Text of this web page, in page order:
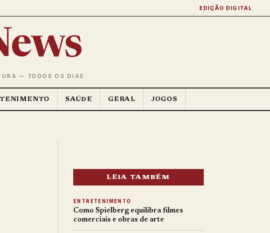
EDIÇÃO DIGITAL
— TODOS OS DIAS
SAÚDE GERAL JOGOS
LEIA TAMBÉM
ENTRETENIMENTO
Como Spielberg equilibra filmes
comerciais e obras de arte